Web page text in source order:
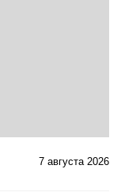
7 августа 2026